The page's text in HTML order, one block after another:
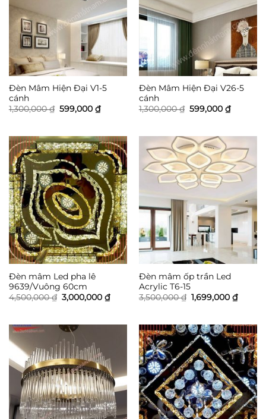
Đèn Mâm Hiện Đại V1-5
cánh
1,300,000₫ Giá
599,000 ₫Giá
hiện
599,000 ₫.
Đèn Mâm Hiện Đại V26-5
cánh
1,300,000₫ Giá
599,000 ₫Giá
hiện
599,000
Đèn mâm Led pha lê
9639/Vuông 60cm
4,500,000₫ Giá
gốc
3,000,000 ₫Giá
hiện
3,000,000 ₫.
Đèn mâm ốp trần Led
Acrylic T6-15
3,500,000₫ Giá
gốc
1,699,000 ₫Giá
hiện